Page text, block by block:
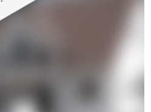
Ausstattung, die
stilvollen Ambiente